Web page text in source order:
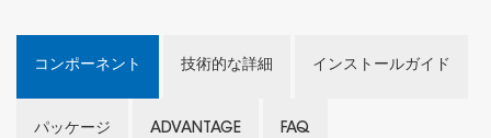
コンポーネント 技術的な詳細 インストールガイド
パッケージ ADVANTAGE FAQ